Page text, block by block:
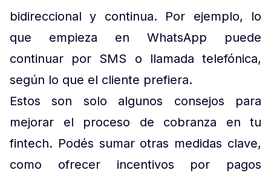
bidireccional y continua. Por ejemplo, lo
que empieza en WhatsApp puede
continuar por SMS o llamada telefónica,
según lo que el cliente prefiera.
Estos son solo algunos consejos para
mejorar el proceso de cobranza en tu
fintech. Podés sumar otras medidas clave,
como ofrecer incentivos por pagos